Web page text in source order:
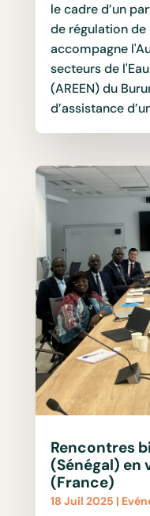
le cadre d’un
de régulation de
accompagne
secteurs de
(AREEN) du
d’assistance
Rencontres
(Sénégal) en
(France)
18 Juil 2025 |